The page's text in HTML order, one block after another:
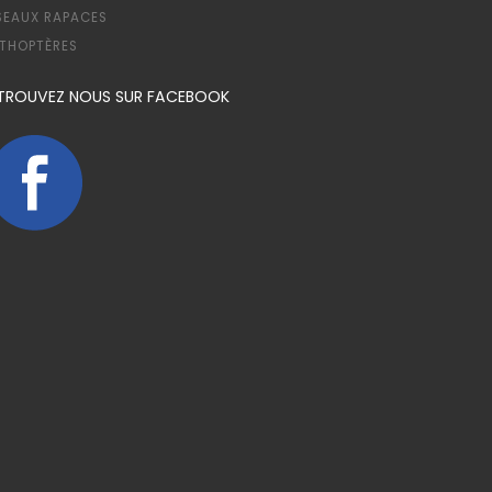
RAPACES
NOUS SUR FACEBOOK